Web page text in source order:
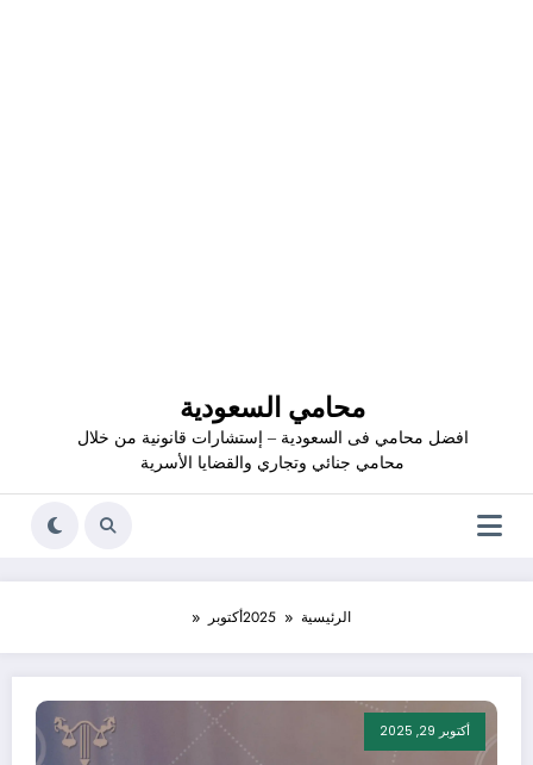
محامي السعودية
افضل محامي فى السعودية – إستشارات قانونية من خلال
محامي جنائي وتجاري والقضايا الأسرية
الرئيسية 2025أكتوبر
أكتوبر 29, 2025